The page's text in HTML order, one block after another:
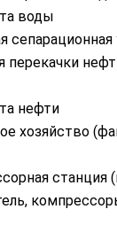
воды
перекачки
нефти
хозяйство
станция